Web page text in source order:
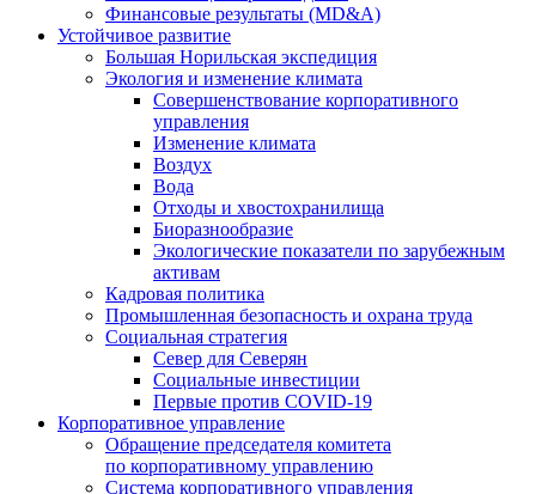
Финансовые результаты (MD&A)
Устойчивое развитие
Большая Норильская экспедиция
Экология и изменение климата
Совершенствование корпоративного
управления
Изменение климата
Воздух
Вода
Отходы и хвостохранилища
Биоразнообразие
Экологические показатели по зарубежным
активам
Кадровая политика
Промышленная безопасность и охрана труда
Социальная стратегия
Север для Северян
Социальные инвестиции
Первые против COVID‑19
Корпоративное управление
Обращение председателя комитета
по корпоративному управлению
Система корпоративного управления